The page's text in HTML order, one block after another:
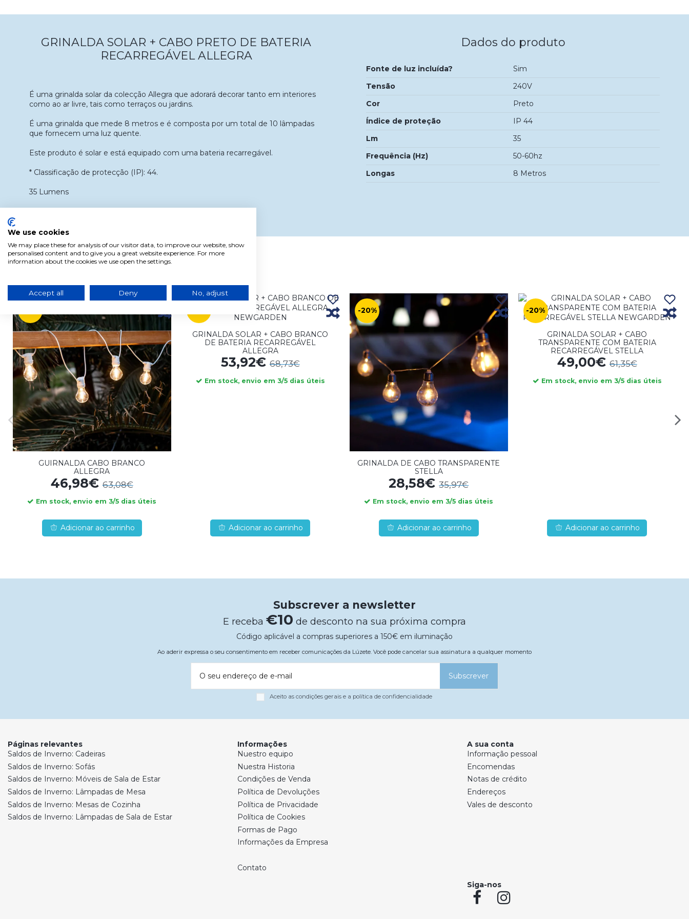
GRINALDA SOLAR + CABO PRETO DE BATERIA
RECARREGÁVEL ALLEGRA
É uma grinalda solar da colecção Allegra que adorará decorar tanto em interiores
como ao ar livre, tais como terraços ou jardins.
É uma grinalda que mede 8 metros e é composta por um total de 10 lâmpadas
que fornecem uma luz quente.
Este produto é solar e está equipado com uma bateria recarregável.
* Classificação de protecção (IP): 44.
35 Lumens
Dados do produto
Fonte de luz incluída?
Sim
Tensão
240V
Cor
Preto
Índice de proteção
IP 44
Lm
35
Frequência (Hz)
50-60hz
Longas
8 Metros
GUIRNALDA CABO BRANCO
ALLEGRA
46,98€63,08€
Em stock, envio em 3/5 dias úteis
Adicionar ao carrinho
GRINALDA SOLAR + CABO BRANCO
DE BATERIA RECARREGÁVEL
ALLEGRA
53,92€68,73€
Em stock, envio em 3/5 dias úteis
Adicionar ao carrinho
-20%
GRINALDA DE CABO TRANSPARENTE
STELLA
28,58€35,97€
Em stock, envio em 3/5 dias úteis
Adicionar ao carrinho
-20%
GRINALDA SOLAR + CABO
TRANSPARENTE COM BATERIA
RECARREGÁVEL STELLA
49,00€61,35€
Em stock, envio em 3/5 dias úteis
Adicionar ao carrinho
Subscrever a newsletter
E receba €10 de desconto na sua próxima compra
Código aplicável a compras superiores a 150€ em iluminação
Ao aderir expressa o seu consentimento em receber comunicações da Lúzete. Você pode cancelar sua assinatura a qualquer momento
O seu endereço de e-mail Subscrever
Aceito as condições gerais e a política de confidencialidade
Páginas relevantes
Saldos de Inverno: Cadeiras
Saldos de Inverno: Sofás
Saldos de Inverno: Móveis de Sala de Estar
Saldos de Inverno: Lâmpadas de Mesa
Saldos de Inverno: Mesas de Cozinha
Saldos de Inverno: Lâmpadas de Sala de Estar
Informações
Nuestro equipo
Nuestra Historia
Condições de Venda
Política de Devoluções
Política de Privacidade
Política de Cookies
Formas de Pago
Informações da Empresa
Contato
A sua conta
Informação pessoal
Encomendas
Notas de crédito
Endereços
Vales de desconto
Siga-nos
We use cookies
We may place these for analysis of our visitor data, to improve our website, show
personalised content and to give you a great website experience. For more
information about the cookies we use open the settings.
Accept all Deny No, adjust